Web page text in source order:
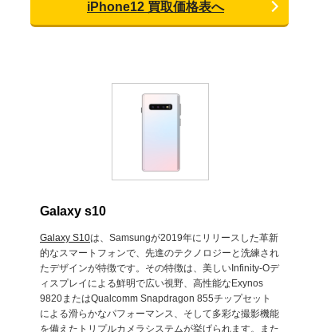
iPhone12 買取価格表へ
Galaxy s10
Galaxy S10は、Samsungが2019年にリリースした革新
的なスマートフォンで、先進のテクノロジーと洗練され
たデザインが特徴です。その特徴は、美しいInfinity-Oデ
ィスプレイによる鮮明で広い視野、高性能なExynos
9820またはQualcomm Snapdragon 855チップセット
による滑らかなパフォーマンス、そして多彩な撮影機能
を備えたトリプルカメラシステムが挙げられます。また